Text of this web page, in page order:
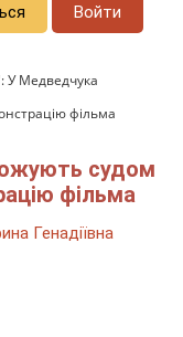
Войти
У Медведчука
фільма
судом
фільма
Генадіївна